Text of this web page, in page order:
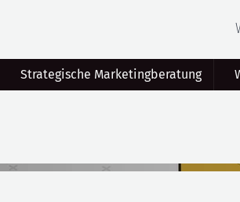
Strategische Marketingberatung